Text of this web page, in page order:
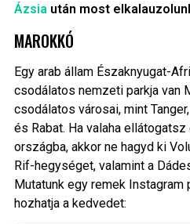
Ázsiaután most
MAROKKÓ
Egy arab állam Északnyugat-
csodálatos nemzeti parkja van
csodálatos városai, mint
és Rabat. Ha valaha
országba, akkor ne hagyd ki
Rif-hegységet, valamint a
Mutatunk egy remek
hozhatja a kedvedet: